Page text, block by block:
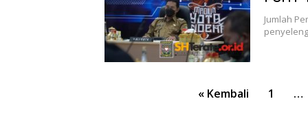
Jumlah
« Kembali 1 …